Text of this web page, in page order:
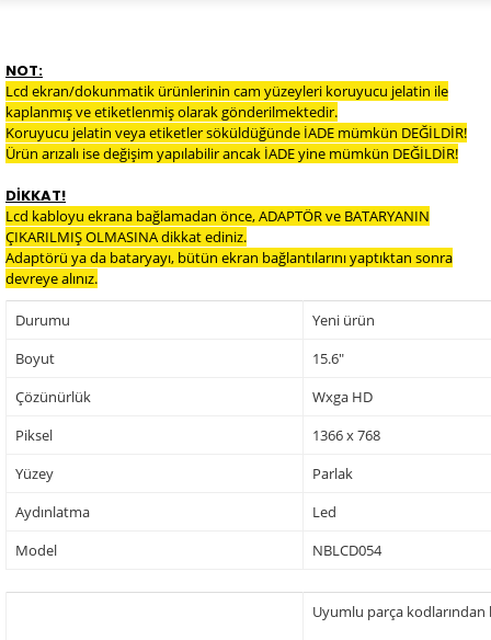
NOT:
Lcd ekran/dokunmatik ürünlerinin cam yüzeyleri koruyucu jelatin ile
kaplanmış ve etiketlenmiş olarak gönderilmektedir.
Koruyucu jelatin veya etiketler söküldüğünde İADE mümkün DEĞİLDİR!
Ürün arızalı ise değişim yapılabilir ancak İADE yine mümkün DEĞİLDİR!
DİKKAT!
Lcd kabloyu ekrana bağlamadan önce, ADAPTÖR ve BATARYANIN
ÇIKARILMIŞ OLMASINA dikkat ediniz.
Adaptörü ya da bataryayı, bütün ekran bağlantılarını yaptıktan sonra
devreye alınız.
Durumu
Yeni ürün
Boyut
15.6"
Çözünürlük
Wxga HD
Piksel
1366 x 768
Yüzey
Parlak
Aydınlatma
Led
Model
NBLCD054
Uyumlu parça kodlarından